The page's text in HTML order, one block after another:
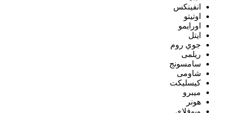
انفينكس
اوتيتو
اورايمو
ايتل
جوي روم
ريلمى
سامسونج
شاومى
كيسليكت
ميبرو
هونر